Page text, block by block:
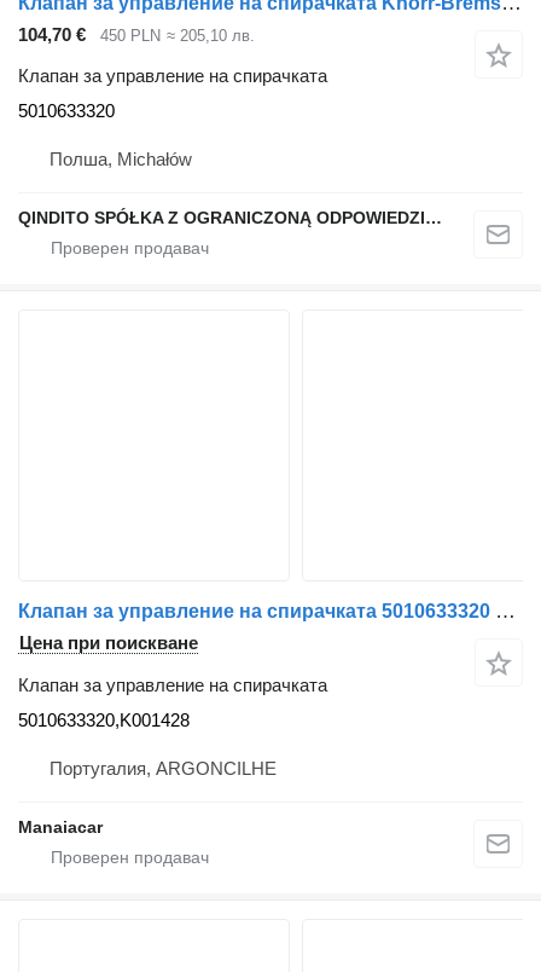
104,70 € 450 PLN ≈ 205,10 лв.
Клапан за управление на спирачката
5010633320
Полша, Michałów
QINDITO SPÓŁKA Z OGRANICZONĄ ODPOWIEDZIALNOŚCIĄ
Клапан за управление на спирачката 5010633320 за влекач Renault Premium | 96
Цена при поискване
Клапан за управление на спирачката
5010633320,K001428
Португалия, ARGONCILHE
Manaiacar